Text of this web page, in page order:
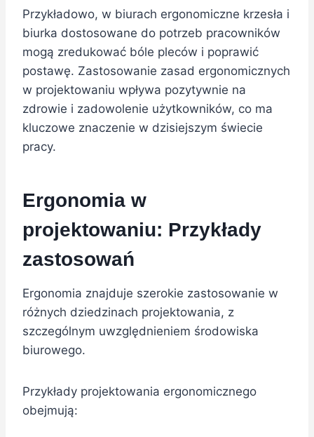
Przykładowo, w biurach ergonomiczne krzesła i
biurka dostosowane do potrzeb pracowników
mogą zredukować bóle pleców i poprawić
postawę. Zastosowanie zasad ergonomicznych
w projektowaniu wpływa pozytywnie na
zdrowie i zadowolenie użytkowników, co ma
kluczowe znaczenie w dzisiejszym świecie
pracy.
Ergonomia w
projektowaniu: Przykłady
zastosowań
Ergonomia znajduje szerokie zastosowanie w
różnych dziedzinach projektowania, z
szczególnym uwzględnieniem środowiska
biurowego.
Przykłady projektowania ergonomicznego
obejmują: